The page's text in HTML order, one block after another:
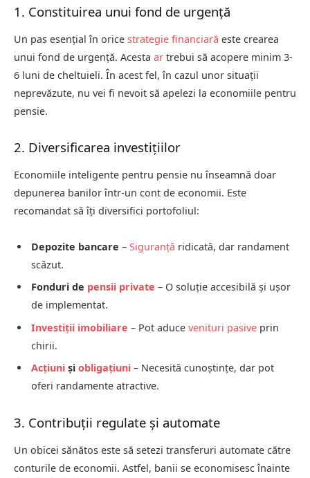
1. Constituirea unui fond de urgență
Un pas esențial în orice strategie financiară este crearea
unui fond de urgență. Acesta ar trebui să acopere minim 3-
6 luni de cheltuieli. În acest fel, în cazul unor situații
neprevăzute, nu vei fi nevoit să apelezi la economiile pentru
pensie.
2. Diversificarea investițiilor
Economiile inteligente pentru pensie nu înseamnă doar
depunerea banilor într-un cont de economii. Este
recomandat să îți diversifici portofoliul:
Depozite bancare – Siguranță ridicată, dar randament
scăzut.
Fonduri de pensii private – O soluție accesibilă și ușor
de implementat.
Investiții imobiliare – Pot aduce venituri pasive prin
chirii.
Acțiuni și obligațiuni – Necesită cunoștințe, dar pot
oferi randamente atractive.
3. Contribuții regulate și automate
Un obicei sănătos este să setezi transferuri automate către
conturile de economii. Astfel, banii se economisesc înainte